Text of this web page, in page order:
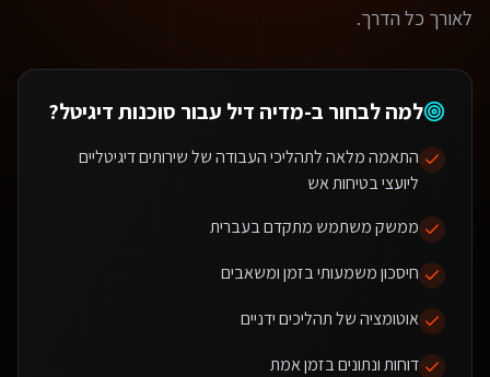
לאורך כל הדרך.
למה לבחור ב-מדיה דיל עבור סוכנות דיגיטל?
התאמה מלאה לתהליכי העבודה של שירותים דיגיטליים
ליועצי בטיחות אש
ממשק משתמש מתקדם בעברית
חיסכון משמעותי בזמן ומשאבים
אוטומציה של תהליכים ידניים
דוחות ונתונים בזמן אמת